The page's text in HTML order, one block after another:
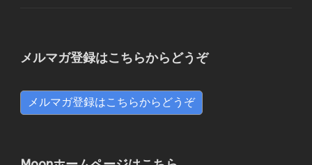
メルマガ登録はこちらからどうぞ
メルマガ登録はこちらからどうぞ